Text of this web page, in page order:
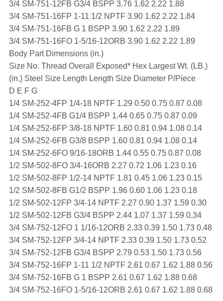
3/4 SM-751-12FB G3/4 BSPP 3.76 1.62 2.22 1.88
3/4 SM-751-16FP 1-11 1/2 NPTF 3.90 1.62 2.22 1.84
3/4 SM-751-16FB G 1 BSPP 3.90 1.62 2.22 1.89
3/4 SM-751-16FO 1-5/16-12ORB 3.90 1.62 2.22 1.89
Body Part Dimensions (in.)
Size No. Thread Overall Exposed* Hex Largest Wt. (LB.)
(in.) Steel Size Length Length Size Diameter P/Piece
D E F G
1/4 SM-252-4FP 1/4-18 NPTF 1.29 0.50 0.75 0.87 0.08
1/4 SM-252-4FB G1/4 BSPP 1.44 0.65 0.75 0.87 0.09
1/4 SM-252-6FP 3/8-18 NPTF 1.60 0.81 0.94 1.08 0.14
1/4 SM-252-6FB G3/8 BSPP 1.60 0.81 0.94 1.08 0.14
1/4 SM-252-6FO 9/16-18ORB 1.44 0.55 0.75 0.87 0.08
1/2 SM-502-8FO 3/4-16ORB 2.27 0.72 1.06 1.23 0.16
1/2 SM-502-8FP 1/2-14 NPTF 1.81 0.45 1.06 1.23 0.15
1/2 SM-502-8FB G1/2 BSPP 1.96 0.60 1.06 1.23 0.18
1/2 SM-502-12FP 3/4-14 NPTF 2.27 0.90 1.37 1.59 0.30
1/2 SM-502-12FB G3/4 BSPP 2.44 1.07 1.37 1.59 0.34
3/4 SM-752-12FO 1 1/16-12ORB 2.33 0.39 1.50 1.73 0.48
3/4 SM-752-12FP 3/4-14 NPTF 2.33 0.39 1.50 1.73 0.52
3/4 SM-752-12FB G3/4 BSPP 2.79 0.53 1.50 1.73 0.56
3/4 SM-752-16FP 1-11 1/2 NPTF 2.61 0.67 1.62 1.88 0.56
3/4 SM-752-16FB G 1 BSPP 2.61 0.67 1.62 1.88 0.68
3/4 SM-752-16FO 1-5/16-12ORB 2.61 0.67 1.62 1.88 0.68